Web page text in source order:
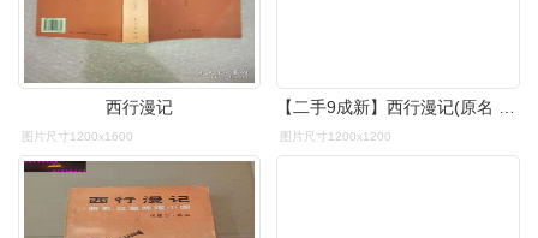
西行漫记
图片尺寸1200x1600 图片尺寸1200x1200